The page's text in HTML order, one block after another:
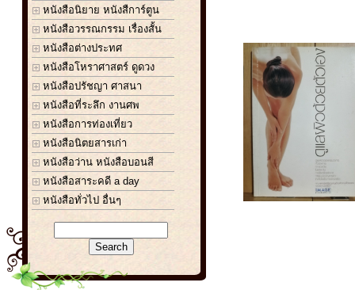
หนังสือนิยาย หนังสืการ์ตูน
หนังสือวรรณกรรม เรื่องสั้น
หนังสือต่างประทศ
หนังสือโหราศาสตร์ ดูดวง
หนังสือปรัชญา ศาสนา
หนังสือที่ระลึก งานศพ
หนังสือการท่องเที่ยว
หนังสือนิตยสารเก่า
หนังสือว่าน หนังสือบอนสี
หนังสือสาระคดี a day
หนังสือทั่วไป อื่นๆ